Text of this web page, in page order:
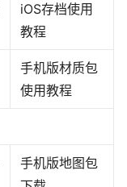
iOS存档使用
教程
手机版材质包
使用教程
手机版地图包